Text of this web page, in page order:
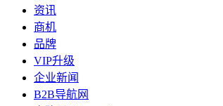
资讯
商机
品牌
VIP升级
企业新闻
B2B导航网